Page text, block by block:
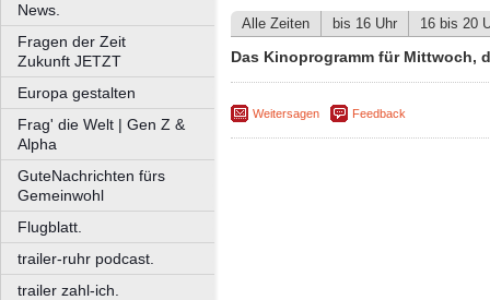
News.
Fragen der Zeit
Zukunft JETZT
Europa gestalten
Frag' die Welt | Gen Z &
Alpha
GuteNachrichten fürs
Gemeinwohl
Flugblatt.
trailer-ruhr podcast.
trailer zahl-ich.
Alle Zeiten bis 16 Uhr 16 bis 20
Das Kinoprogramm für Mittwoch,
Weitersagen Feedback